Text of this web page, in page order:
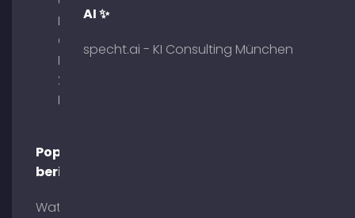
Palais am
Obelisk
Briennerstr.
29 80333
München
Populaire
berichten
Wat is
AI ✨
specht.ai - KI Consulting München